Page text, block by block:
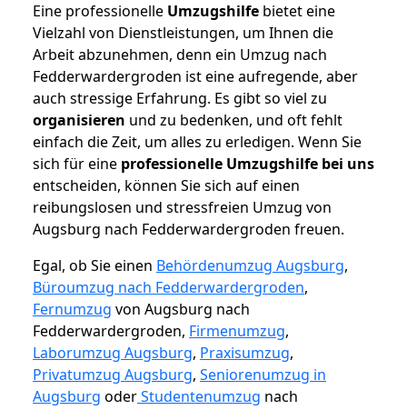
Eine professionelle Umzugshilfe bietet eine
Vielzahl von Dienstleistungen, um Ihnen die
Arbeit abzunehmen, denn ein Umzug nach
Fedderwardergroden ist eine aufregende, aber
auch stressige Erfahrung. Es gibt so viel zu
organisieren und zu bedenken, und oft fehlt
einfach die Zeit, um alles zu erledigen. Wenn Sie
sich für eine professionelle Umzugshilfe bei uns
entscheiden, können Sie sich auf einen
reibungslosen und stressfreien Umzug von
Augsburg nach Fedderwardergroden freuen.
Egal, ob Sie einen Behördenumzug Augsburg,
Büroumzug nach Fedderwardergroden,
Fernumzug von Augsburg nach
Fedderwardergroden, Firmenumzug,
Laborumzug Augsburg, Praxisumzug,
Privatumzug Augsburg, Seniorenumzug in
Augsburg oderStudentenumzug nach